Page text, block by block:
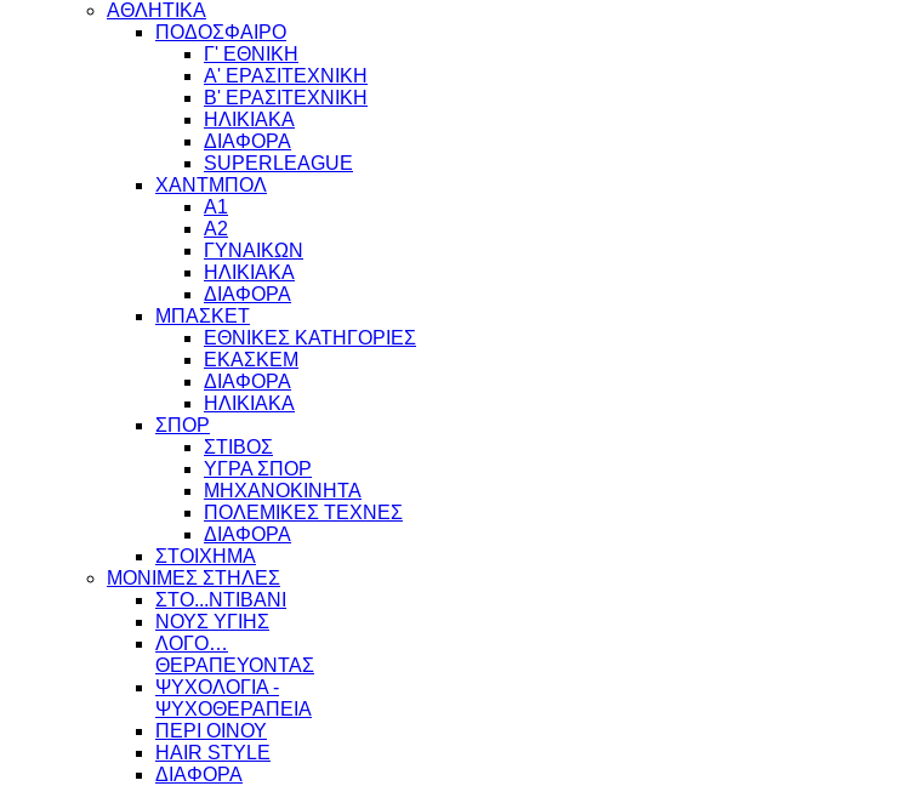
ΑΘΛΗΤΙΚΑ
ΠΟΔΟΣΦΑΙΡΟ
Γ' ΕΘΝΙΚΗ
Α' ΕΡΑΣΙΤΕΧΝΙΚΗ
Β' ΕΡΑΣΙΤΕΧΝΙΚΗ
ΗΛΙΚΙΑΚΑ
ΔΙΑΦΟΡΑ
SUPERLEAGUE
ΧΑΝΤΜΠΟΛ
Α1
Α2
ΓΥΝΑΙΚΩΝ
ΗΛΙΚΙΑΚΑ
ΔΙΑΦΟΡΑ
ΜΠΑΣΚΕΤ
ΕΘΝΙΚΕΣ ΚΑΤΗΓΟΡΙΕΣ
ΕΚΑΣΚΕΜ
ΔΙΑΦΟΡΑ
ΗΛΙΚΙΑΚΑ
ΣΠΟΡ
ΣΤΙΒΟΣ
ΥΓΡΑ ΣΠΟΡ
ΜΗΧΑΝΟΚΙΝΗΤΑ
ΠΟΛΕΜΙΚΕΣ ΤΕΧΝΕΣ
ΔΙΑΦΟΡΑ
ΣΤΟΙΧΗΜΑ
ΜΟΝΙΜΕΣ ΣΤΗΛΕΣ
ΣΤΟ...ΝΤΙΒΑΝΙ
ΝΟΥΣ ΥΓΙΗΣ
ΛΟΓΟ…
ΘΕΡΑΠΕΥΟΝΤΑΣ
ΨΥΧΟΛΟΓΙΑ -
ΨΥΧΟΘΕΡΑΠΕΙΑ
ΠΕΡΙ ΟΙΝΟΥ
HAIR STYLE
ΔΙΑΦΟΡΑ